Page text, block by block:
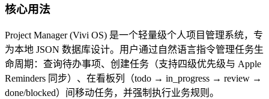
核心用法
Project Manager (Vivi OS) 是一个轻量级个人项目管理系统，专
为本地 JSON 数据库设计。用户通过自然语言指令管理任务生
命周期：查询待办事项、创建任务（支持四级优先级与 Apple
Reminders 同步）、在看板列（todo → in_progress → review →
done/blocked）间移动任务，并强制执行业务规则。